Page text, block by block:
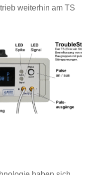
weiterhin am TS